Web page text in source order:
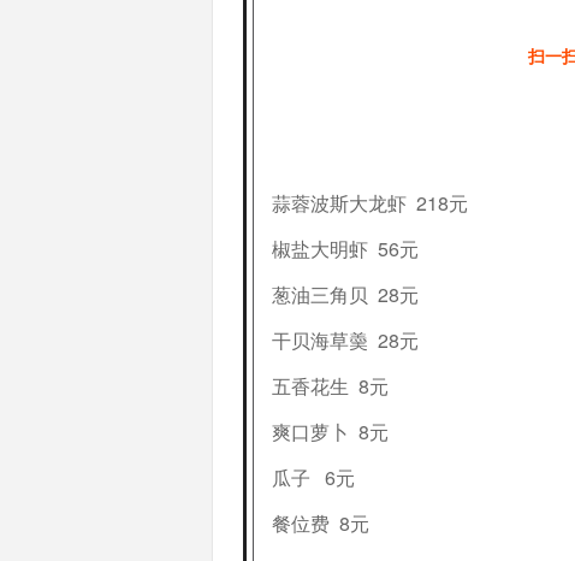
扫一
蒜蓉波斯大龙虾 218元
椒盐大明虾 56元
葱油三角贝 28元
干贝海草羮 28元
五香花生 8元
爽口萝卜 8元
瓜子 6元
餐位费 8元